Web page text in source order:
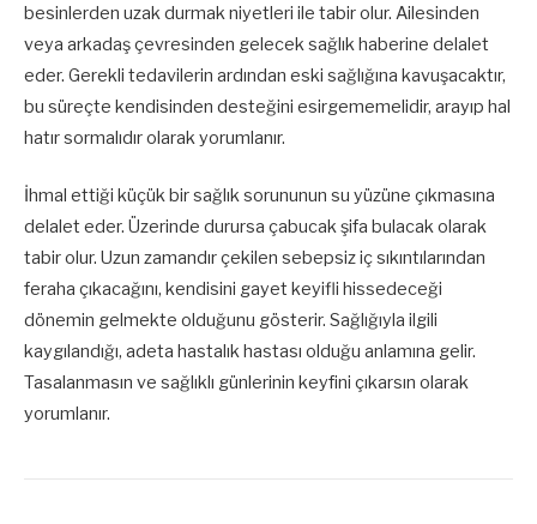
besinlerden uzak durmak niyetleri ile tabir olur. Ailesinden
veya arkadaş çevresinden gelecek sağlık haberine delalet
eder. Gerekli tedavilerin ardından eski sağlığına kavuşacaktır,
bu süreçte kendisinden desteğini esirgememelidir, arayıp hal
hatır sormalıdır olarak yorumlanır.
İhmal ettiği küçük bir sağlık sorununun su yüzüne çıkmasına
delalet eder. Üzerinde durursa çabucak şifa bulacak olarak
tabir olur. Uzun zamandır çekilen sebepsiz iç sıkıntılarından
feraha çıkacağını, kendisini gayet keyifli hissedeceği
dönemin gelmekte olduğunu gösterir. Sağlığıyla ilgili
kaygılandığı, adeta hastalık hastası olduğu anlamına gelir.
Tasalanmasın ve sağlıklı günlerinin keyfini çıkarsın olarak
yorumlanır.